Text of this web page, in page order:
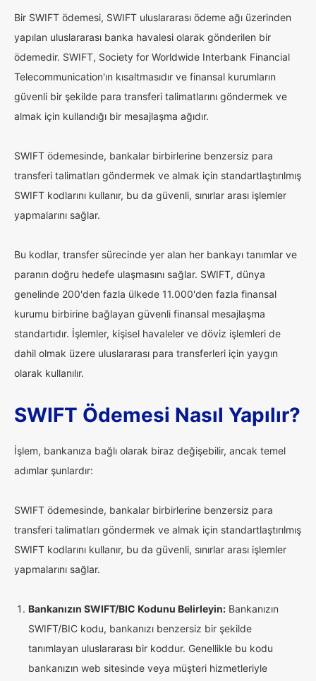
Bir SWIFT ödemesi, SWIFT uluslararası ödeme ağı üzerinden
yapılan uluslararası banka havalesi olarak gönderilen bir
ödemedir. SWIFT, Society for Worldwide Interbank Financial
Telecommunication'ın kısaltmasıdır ve finansal kurumların
güvenli bir şekilde para transferi talimatlarını göndermek ve
almak için kullandığı bir mesajlaşma ağıdır.
SWIFT ödemesinde, bankalar birbirlerine benzersiz para
transferi talimatları göndermek ve almak için standartlaştırılmış
SWIFT kodlarını kullanır, bu da güvenli, sınırlar arası işlemler
yapmalarını sağlar.
Bu kodlar, transfer sürecinde yer alan her bankayı tanımlar ve
paranın doğru hedefe ulaşmasını sağlar. SWIFT, dünya
genelinde 200'den fazla ülkede 11.000'den fazla finansal
kurumu birbirine bağlayan güvenli finansal mesajlaşma
standartıdır. İşlemler, kişisel havaleler ve döviz işlemleri de
dahil olmak üzere uluslararası para transferleri için yaygın
olarak kullanılır.
SWIFT Ödemesi Nasıl Yapılır?
İşlem, bankanıza bağlı olarak biraz değişebilir, ancak temel
adımlar şunlardır:
SWIFT ödemesinde, bankalar birbirlerine benzersiz para
transferi talimatları göndermek ve almak için standartlaştırılmış
SWIFT kodlarını kullanır, bu da güvenli, sınırlar arası işlemler
yapmalarını sağlar.
Bankanızın SWIFT/BIC Kodunu Belirleyin: Bankanızın
SWIFT/BIC kodu, bankanızı benzersiz bir şekilde
tanımlayan uluslararası bir koddur. Genellikle bu kodu
bankanızın web sitesinde veya müşteri hizmetleriyle